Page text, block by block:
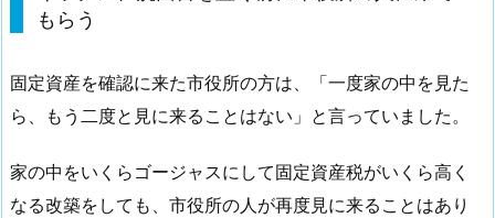
もらう
固定資産を確認に来た市役所の方は、「一度家の中を見た
ら、もう二度と見に来ることはない」と言っていました。
家の中をいくらゴージャスにして固定資産税がいくら高く
なる改築をしても、市役所の人が再度見に来ることはあり